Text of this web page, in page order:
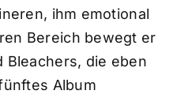
ihm emotional
Bereich bewegt er
Bleachers, die eben
Album